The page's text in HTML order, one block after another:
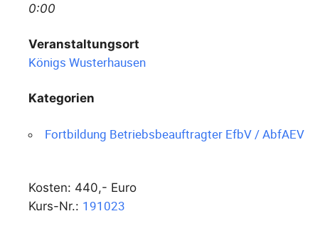
0:00
Veranstaltungsort
Königs Wusterhausen
Kategorien
Fortbildung Betriebsbeauftragter EfbV / AbfAEV
Kosten: 440,- Euro
Kurs-Nr.: 191023